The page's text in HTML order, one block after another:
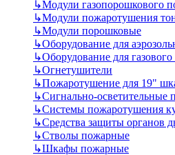
↳Модули газопорошкового
↳Модули пожаротушения
↳Модули порошковые
↳Оборудование для
↳Оборудование для
↳Огнетушители
↳Пожаротушение для 19"
↳Сигнально-осветительные
↳Системы пожаротушения
↳Средства защиты органов
↳Стволы пожарные
↳Шкафы пожарные